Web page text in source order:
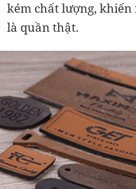
kém chất lượng,
là quần thật.